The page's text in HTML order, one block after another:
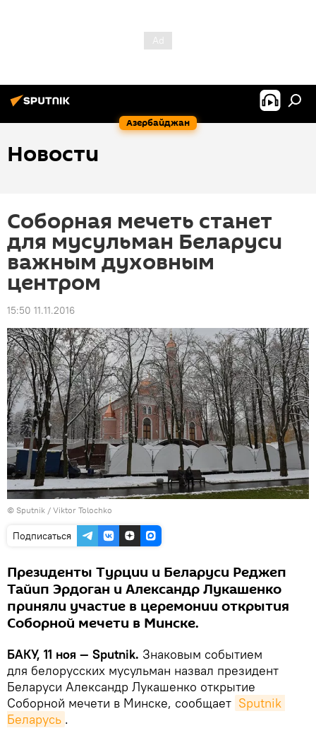
Азербайджан
Новости
Соборная мечеть станет
для мусульман Беларуси
важным духовным
центром
15:50 11.11.2016
© Sputnik / Viktor Tolochko
Подписаться
Президенты Турции и Беларуси Реджеп
Тайип Эрдоган и Александр Лукашенко
приняли участие в церемонии открытия
Соборной мечети в Минске.
БАКУ, 11 ноя — Sputnik. Знаковым событием
для белорусских мусульман назвал президент
Беларуси Александр Лукашенко открытие
Соборной мечети в Минске, сообщает Sputnik
Беларусь .